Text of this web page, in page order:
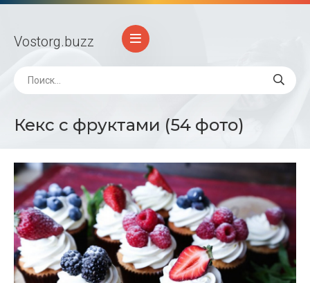
Vostorg.buzz
Кекс с фруктами (54 фото)